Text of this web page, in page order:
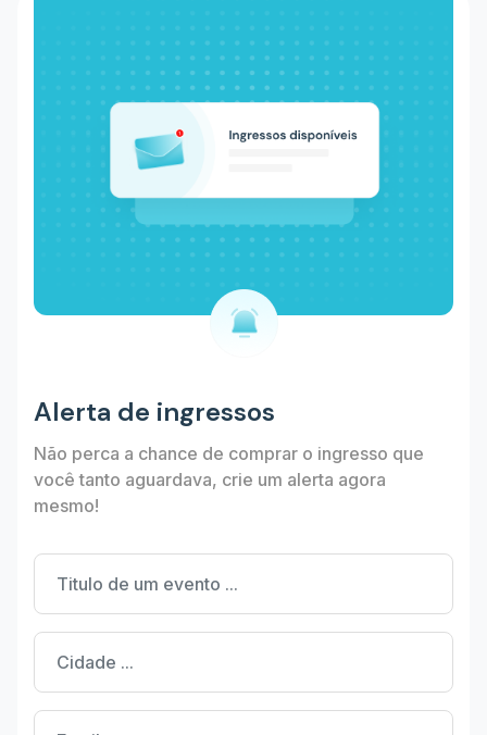
Alerta de ingressos
Não perca a chance de comprar o ingresso que
você tanto aguardava, crie um alerta agora
mesmo!